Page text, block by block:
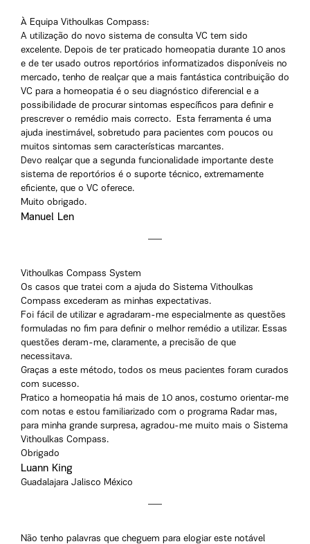
À Equipa Vithoulkas Compass:
A utilização do novo sistema de consulta VC tem sido
excelente. Depois de ter praticado homeopatia durante 10 anos
e de ter usado outros reportórios informatizados disponíveis no
mercado, tenho de realçar que a mais fantástica contribuição do
VC para a homeopatia é o seu diagnóstico diferencial e a
possibilidade de procurar sintomas específicos para definir e
prescrever o remédio mais correcto. Esta ferramenta é uma
ajuda inestimável, sobretudo para pacientes com poucos ou
muitos sintomas sem características marcantes.
Devo realçar que a segunda funcionalidade importante deste
sistema de reportórios é o suporte técnico, extremamente
eficiente, que o VC oferece.
Muito obrigado.
Manuel Len
Vithoulkas Compass System
Os casos que tratei com a ajuda do Sistema Vithoulkas
Compass excederam as minhas expectativas.
Foi fácil de utilizar e agradaram-me especialmente as questões
formuladas no fim para definir o melhor remédio a utilizar. Essas
questões deram-me, claramente, a precisão de que
necessitava.
Graças a este método, todos os meus pacientes foram curados
com sucesso.
Pratico a homeopatia há mais de 10 anos, costumo orientar-me
com notas e estou familiarizado com o programa Radar mas,
para minha grande surpresa, agradou-me muito mais o Sistema
Vithoulkas Compass.
Obrigado
Luann King
Guadalajara Jalisco México
Não tenho palavras que cheguem para elogiar este notável